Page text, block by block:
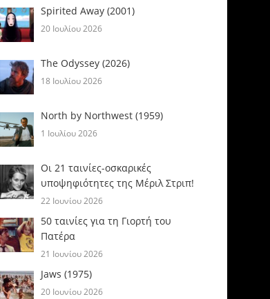
Spirited Away (2001)
20 Ιουλίου 2026
The Odyssey (2026)
18 Ιουλίου 2026
North by Northwest (1959)
1 Ιουλίου 2026
Οι 21 ταινίες-οσκαρικές
υποψηφιότητες της Μέριλ Στριπ!
22 Ιουνίου 2026
50 ταινίες για τη Γιορτή του
Πατέρα
21 Ιουνίου 2026
Jaws (1975)
20 Ιουνίου 2026